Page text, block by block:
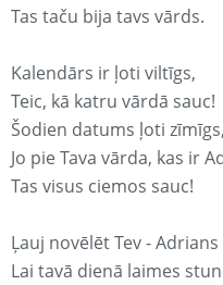
Tas taču bija tavs vārds.
Kalendārs ir ļoti viltīgs,
Teic, kā katru vārdā sauc!
Šodien datums ļoti zīmīgs,
Jo pie Tava vārda, kas ir
Tas visus ciemos sauc!
Ļauj novēlēt Tev -
Lai tavā dienā laimes